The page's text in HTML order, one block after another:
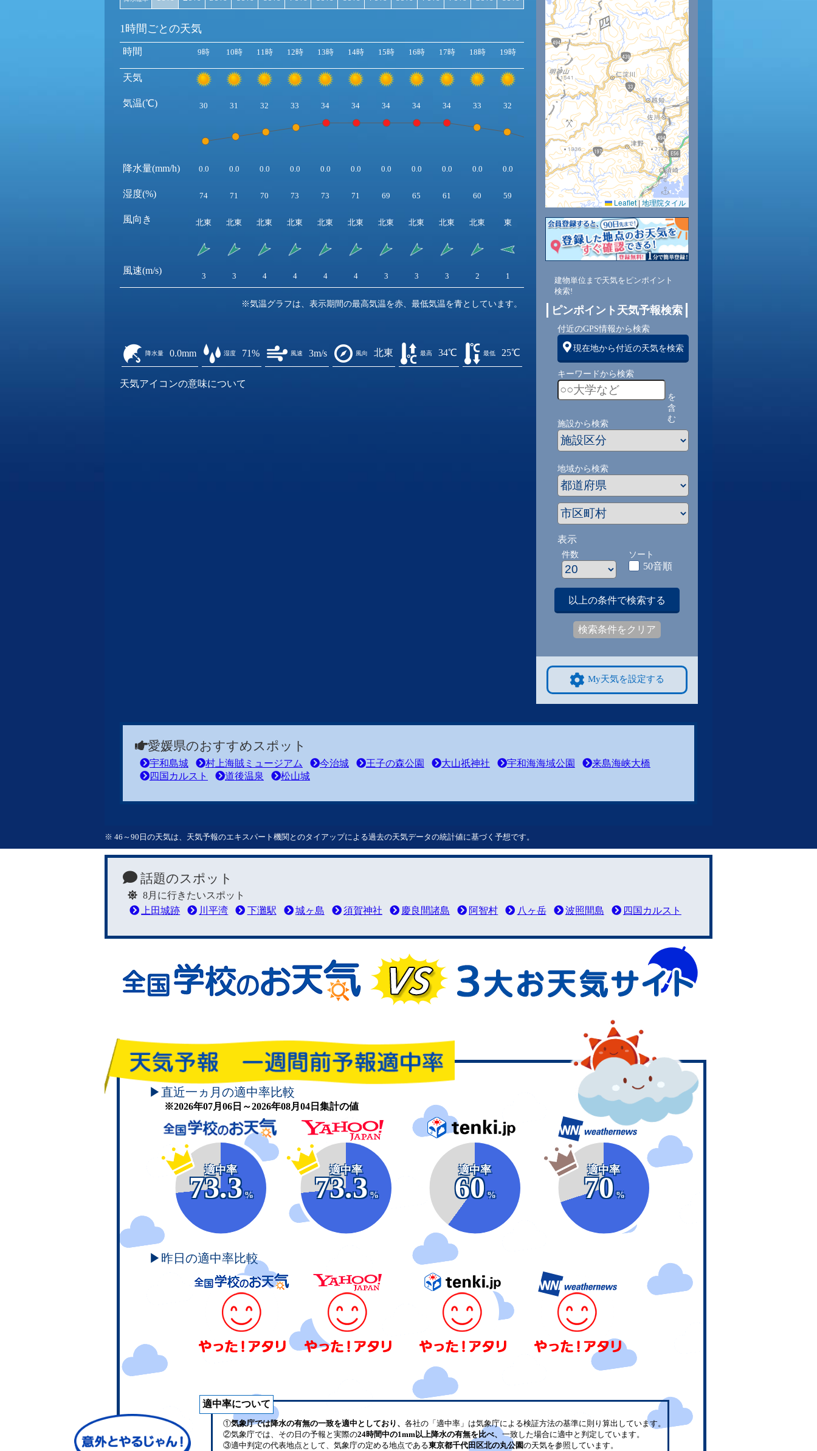
1時間ごとの天気
時間
天気
気温(℃)
降水量(mm/h)
湿度(%)
風向き
風速(m/s)
9時 10時 11時 12時 13時 14時 15時 16時 17時 18時 19時 20時 21時 22時 23時
30 31 32 33 34 34 34 34 34 33 32 29 29 28
0.0 0.0 0.0 0.0 0.0 0.0 0.0 0.0 0.0 0.0 0.0 0.0 0.0 0.0
74 71 70 73 73 71 69 65 61 60 59 61 63 65
北東 北東 北東 北東 北東 北東 北東 北東 北東 北東 東 東 北東 北東
3 3 4 4 4 4 3 3 3 2 1 2 2 2
※気温グラフは、表示期間の最高気温を赤、最低気温を青としています。
降水量 0.0mm 湿度 71% 風速 3m/s 風向 北東 最高 34℃ 最低 25℃
天気アイコンの意味について
Leaflet | 地理院タイル
建物単位まで天気をピンポイント
検索!
ピンポイント天気予報検索
付近のGPS情報から検索
現在地から付近の天気を検索
キーワードから検索
を
含
む
施設から検索
地域から検索
表示
件数 ソート
50音順
以上の条件で検索する
検索条件をクリア
My天気を設定する
愛媛県のおすすめスポット
宇和島城 村上海賊ミュージアム 今治城 王子の森公園 大山祇神社 宇和海海域公園
来島海峡大橋
四国カルスト
道後温泉 松山城
※ 46～90日の天気は、天気予報のエキスパート機関とのタイアップによる過去の天気データの統計値に基づく予想です。
話題のスポット
8月に行きたいスポット
上田城跡
川平湾 下灘駅 城ヶ島 須賀神社 慶良間諸島 阿智村 八ヶ岳 波照間島 四国カルスト
▶直近一ヵ月の適中率比較
※2026年07月06日～2026年08月04日集計の値
適中率
73.3
%
適中率
73.3
%
適中率
60
%
適中率
70
%
▶昨日の適中率比較
適中率について
①気象庁では降水の有無の一致を適中としており、 各社の「適中率」は気象庁による検証方法の基準に則り算出しています。
②気象庁では、その日の予報と実際の24時間中の1mm以上降水の有無を比べ、 一致した場合に適中と判定しています。
③適中判定の代表地点として、気象庁の定める地点である東京都千代田区北の丸公園の天気を参照しています。